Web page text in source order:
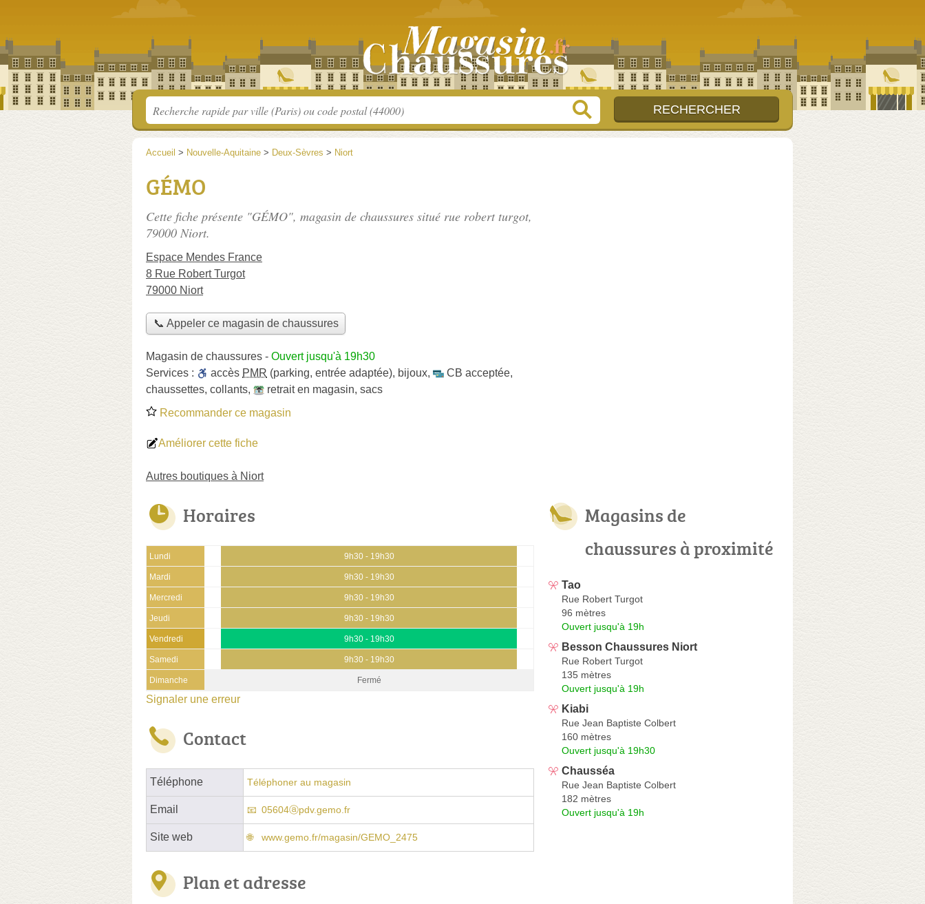
Accueil > Nouvelle-Aquitaine > Deux-Sèvres > Niort
GÉMO
Cette fiche présente "GÉMO", magasin de chaussures situé rue robert turgot,
79000 Niort.
Espace Mendes France
8 Rue Robert Turgot
79000 Niort
📞 Appeler ce magasin de chaussures
Magasin de chaussures - Ouvert jusqu'à 19h30
Services :
accès PMR (parking, entrée adaptée), bijoux, CB acceptée,
chaussettes, collants, retrait en magasin, sacs
Recommander ce magasin
Améliorer cette fiche
Autres boutiques à Niort
Horaires
Lundi 9h30 - 19h30
Mardi 9h30 - 19h30
Mercredi 9h30 - 19h30
Jeudi 9h30 - 19h30
Vendredi 9h30 - 19h30
Samedi 9h30 - 19h30
Dimanche Fermé
Signaler une erreur
Contact
Téléphone Téléphoner au magasin
Email 05604ⓐpdv.gemo.fr
Site web www.gemo.fr/magasin/GEMO_2475
Plan et adresse
Magasins de
chaussures à proximité
Tao
Rue Robert Turgot
96 mètres
Ouvert jusqu'à 19h
Besson Chaussures Niort
Rue Robert Turgot
135 mètres
Ouvert jusqu'à 19h
Kiabi
Rue Jean Baptiste Colbert
160 mètres
Ouvert jusqu'à 19h30
Chausséa
Rue Jean Baptiste Colbert
182 mètres
Ouvert jusqu'à 19h